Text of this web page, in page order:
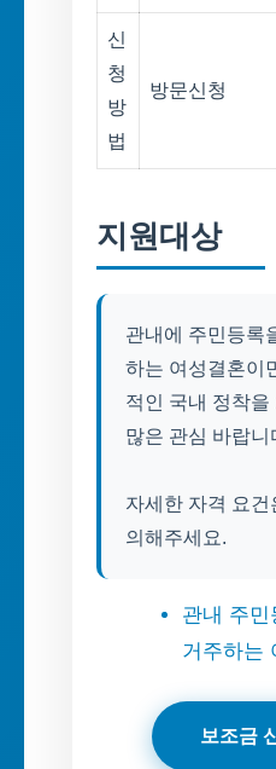
신
청
방
법
방문신청
지원대상
관내에 주민등록
하는 여성결혼이
적인 국내 정착을
많은 관심 바랍니
자세한 자격 요
의해주세요.
관내 주민
거주하는
보조금